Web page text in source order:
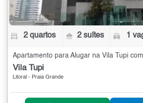
2 quartos 2 suítes 1
Apartamento para Alugar na Vila Tupi
Vila Tupi
Litoral - Praia Grande